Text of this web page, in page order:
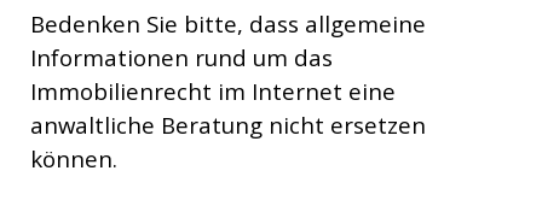
Bedenken Sie bitte, dass allgemeine
Informationen rund um das
Immobilienrecht im Internet eine
anwaltliche Beratung nicht ersetzen
können.